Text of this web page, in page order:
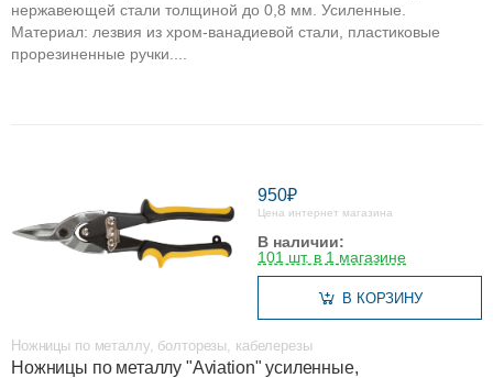
нержавеющей стали толщиной до 0,8 мм. Усиленные.
Материал: лезвия из хром-ванадиевой стали, пластиковые
прорезиненные ручки....
950₽
Цена интернет магазина
В наличии:
101 шт. в 1 магазине
В КОРЗИНУ
Ножницы по металлу, болторезы, кабелерезы
Ножницы по металлу "Aviation" усиленные,